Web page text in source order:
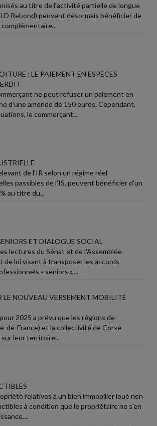
au titre de l'activité partielle de longue
Rebond) peuvent désormais bénéficier de
: LE PAIEMENT EN ESPÈCES
ne peut refuser un paiement en
d'une amende de 150 euros. Cependant,
le commerçant...
de l'IR selon un régime réel
passibles de l'IS, peuvent bénéficier d'un
au titre du...
ET DIALOGUE SOCIAL
lectures du Sénat et de l'Assemblée
de loi visant à transposer les accords
« seniors »,...
LE NOUVEAU VERSEMENT MOBILITÉ
2025 a prévu que les régions de
de-France) et la collectivité de Corse
leur territoire...
relatives à un bien immobilier loué non
à condition que le propriétaire ne s'en